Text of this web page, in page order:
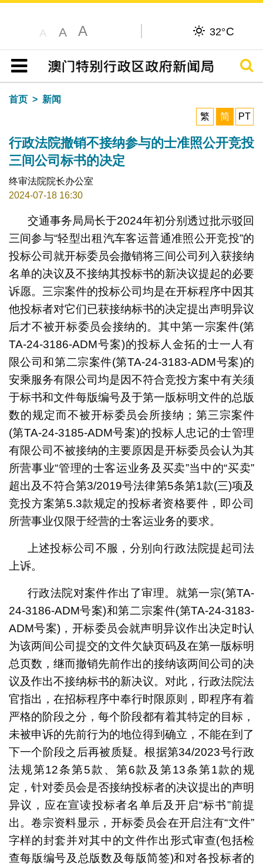
A A A 32°C
目录
搜寻
首页
新闻
繁
简 PT
行政法院撤销不接纳参与的士准照公开竞投
三间公司标书的决定
终审法院院长办公室
2024-07-18 16:30
交通事务局局长于2024年初分别透过批示驳回
三间参与“轻型出租汽车客运普通准照公开竞投”的
投标公司就开标委员会撤销将三间公司列入获接纳
名单的决议及不接纳其投标书的新决议提起的必要
诉愿。三宗案件的投标公司均是在开标程序中因其
他投标者对它们已获接纳标书的决定提出声明异议
后才不被开标委员会接纳的。其中第一宗案件(第
TA-24-3186-ADM号案)的投标人金拓的士一人有
限公司和第二宗案件(第TA-24-3183-ADM号案)的
安乘服务有限公司均是因不符合竞投方案中有关须
于标书和文件每版编号及于第一版标明文件的总版
数的规定而不被开标委员会所接纳；第三宗案件
(第TA-24-3185-ADM号案)的投标人忠记的士管理
有限公司不被接纳的主要原因是开标委员会认为其
所营事业“管理的士客运业务及买卖”当中的“买卖”
超出及不符合第3/2019号法律第5条第1款(三)项及
竞投方案第5.3款规定的投标者资格要件，即公司
所营事业仅限于经营的士客运业务的要求。
上述投标公司不服，分别向行政法院提起司法
上诉。
行政法院对案件作出了审理。就第一宗(第TA-
24-3186-ADM号案)和第二宗案件(第TA-24-3183-
ADM号案)，开标委员会就声明异议作出决定时认
为该两间公司提交的文件欠缺页码及在第一版标明
总页数，继而撤销先前作出的接纳该两间公司的决
议及作出不接纳标书的新决议。对此，行政法院法
官指出，在招标程序中奉行时限原则，即程序有着
严格的阶段之分，每个阶段都有着其特定的目标，
未被申诉的先前行为的地位得到确立，不能在到了
下一个阶段之后再被质疑。根据第34/2023号行政
法规第12条第5款、第6款及第13条第1款的规
定，针对委员会是否接纳投标者的决议提出的声明
异议，应在宣读投标者名单后及开启“标书”前提
出。卷宗资料显示，开标委员会在开启注有“文件”
字样的封套并对其中的文件作出形式审查(包括检
查每版编号及总版数及每版简签)和对各投标者的